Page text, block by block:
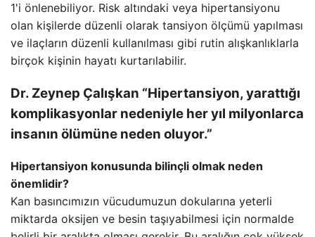
1'i önlenebiliyor. Risk altındaki veya hipertansiyonu
olan kişilerde düzenli olarak tansiyon ölçümü yapılması
ve ilaçların düzenli kullanılması gibi rutin alışkanlıklarla
birçok kişinin hayatı kurtarılabilir.
Dr. Zeynep Çalışkan “Hipertansiyon, yarattığı
komplikasyonlar nedeniyle her yıl milyonlarca
insanın ölümüne neden oluyor.”
Hipertansiyon konusunda bilinçli olmak neden
önemlidir?
Kan basıncımızın vücudumuzun dokularına yeterli
miktarda oksijen ve besin taşıyabilmesi için normalde